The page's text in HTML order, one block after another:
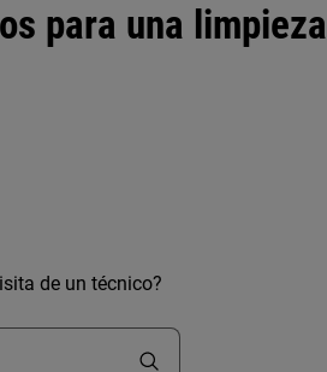
para una limpieza
de un técnico?